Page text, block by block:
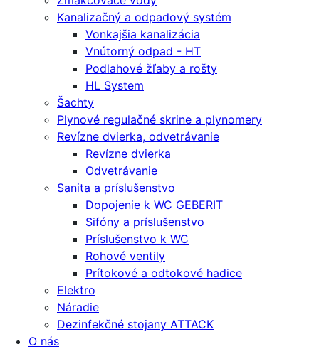
Kanalizačný a odpadový systém
Vonkajšia kanalizácia
Vnútorný odpad - HT
Podlahové žľaby a rošty
HL System
Šachty
Plynové regulačné skrine a plynomery
Revízne dvierka, odvetrávanie
Revízne dvierka
Odvetrávanie
Sanita a príslušenstvo
Dopojenie k WC GEBERIT
Sifóny a príslušenstvo
Príslušenstvo k WC
Rohové ventily
Prítokové a odtokové hadice
Elektro
Náradie
Dezinfekčné stojany ATTACK
O nás